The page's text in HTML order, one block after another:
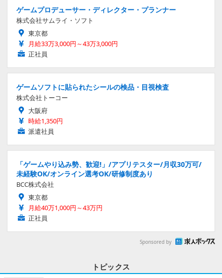
ゲームプロデューサー・ディレクター・プランナー
株式会社サムライ・ソフト
東京都
月給33万3,000円～43万3,000円
正社員
ゲームソフトに貼られたシールの検品・目視検査
株式会社トーコー
大阪府
時給1,350円
派遣社員
「ゲームやり込み勢、歓迎!」/アプリテスター/月収30万可/
未経験OK/オンライン選考OK/研修制度あり
BCC株式会社
東京都
月給40万1,000円～43万円
正社員
Sponsored by
トピックス